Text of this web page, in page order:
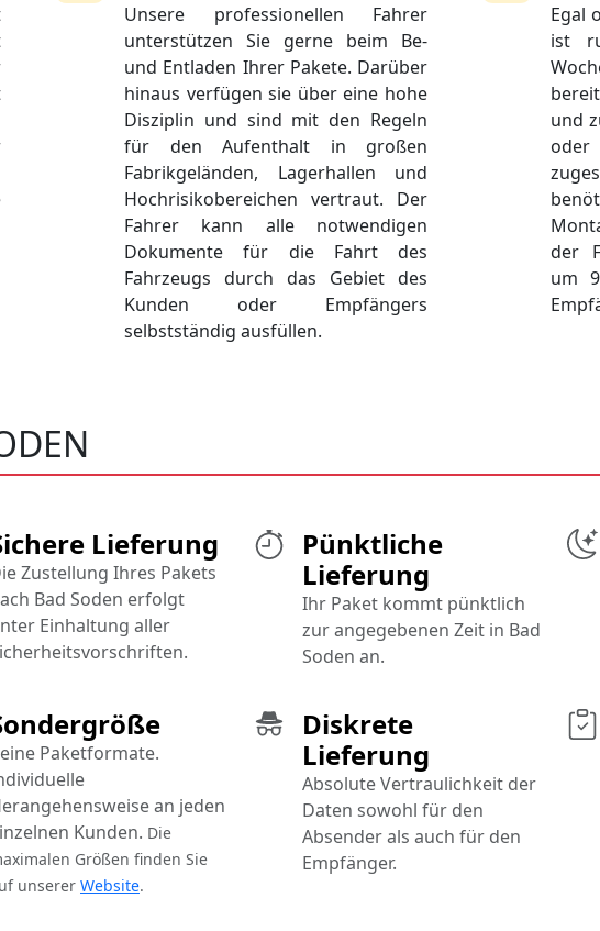
Unsere professionellen Fahrer
unterstützen Sie gerne beim Be-
und Entladen Ihrer Pakete. Darüber
hinaus verfügen sie über eine hohe
Disziplin und sind mit den Regeln
für den Aufenthalt in großen
Fabrikgeländen, Lagerhallen und
Hochrisikobereichen vertraut. Der
Fahrer kann alle notwendigen
Dokumente für die Fahrt des
Fahrzeugs durch das Gebiet des
Kunden oder Empfängers
selbstständig ausfüllen.
Egal
ist
und
der
um
Pünktliche
Lieferung
Ihr Paket kommt pünktlich
zur angegebenen Zeit in Bad
Soden an.
Lieferung
Zustellung Ihres Pakets
Bad Soden erfolgt
Einhaltung aller
Diskrete
Lieferung
Absolute Vertraulichkeit der
Daten sowohl für den
Absender als auch für den
Empfänger.
Paketformate.
an jeden
Kunden. Die
Größen finden Sie
unserer Website.